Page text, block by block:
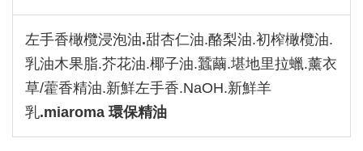
左手香橄欖浸泡油.甜杏仁油.酪梨油.初榨橄欖油.
乳油木果脂.芥花油.椰子油.蠶繭.堪地里拉蠟.薰衣
草/藿香精油.新鮮左手香.NaOH.新鮮羊
乳.miaroma 環保精油